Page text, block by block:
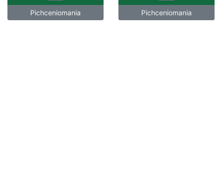
Pichceniomania Pichceniomania